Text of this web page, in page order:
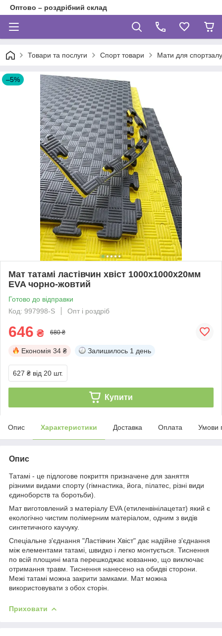
Оптово – роздрібний склад
Товари та послуги Спорт товари Мати для
–5%
Мат татамі ластівчин хвіст 1000х1000х20мм
EVA чорно-жовтий
Готово до відправки
Код: 997998-S
Опт і роздріб
646 ₴ 680 ₴
Економія 34 ₴ Залишилось 1 день
627 ₴ від 20 шт.
Купити
Опис Характеристики Доставка Оплата Умови
Опис
Татамі - це підлогове покриття призначене для заняття
різними видами спорту (гімнастика, йога, пілатес, різні види
єдиноборств та боротьби).
Мат виготовлений з матеріалу EVA (етиленвінілацетат) який є
екологічно чистим полімерним матеріалом, одним з видів
синтетичного каучуку.
Спеціальне з'єднання "Ластівчин Хвіст" дає надійне з'єднання
між елементами татамі, швидко і легко монтується. Тиснення
по всій площині мата перешкоджає ковзанню, що виключає
отримання травм. Тиснення нанесено на обидві сторони.
Межі татамі можна закрити замками. Мат можна
використовувати з обох сторін.
Приховати